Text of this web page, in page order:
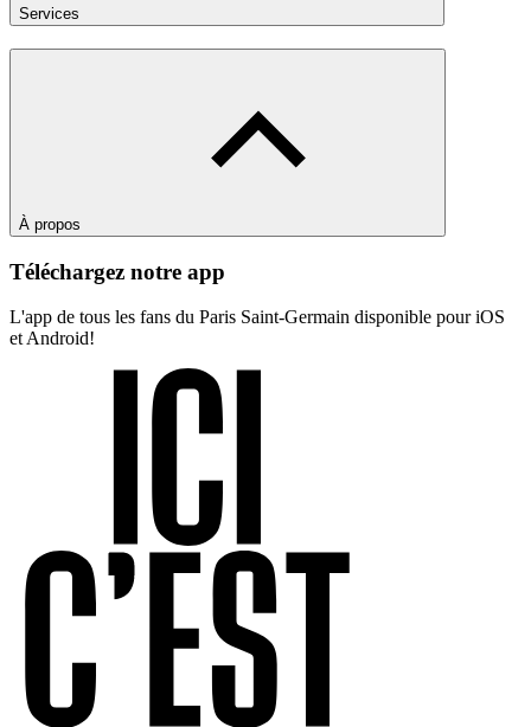
Services
À propos
Téléchargez notre app
L'app de tous les fans du Paris Saint-Germain disponible pour iOS
et Android!